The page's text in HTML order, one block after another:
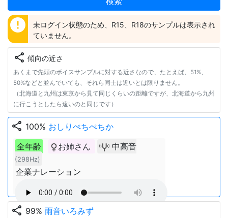
error
未ログイン状態のため、R15、R18のサンプルは表示され
ていません。
share 傾向の近さ
あくまで先頭のボイスサンプルに対する近さなので、たとえば、51%、
50%などと並んでいても、それら同士は近いとは限りません。
（北海道と九州は東京から見て同じくらいの距離ですが、北海道から九州
に行こうとしたら遠いのと同じです）
share 100% おしりぺちぺちか
全年齢
お姉さん 中高音
(298Hz)
企業ナレーション
share 99% 雨音いろみず